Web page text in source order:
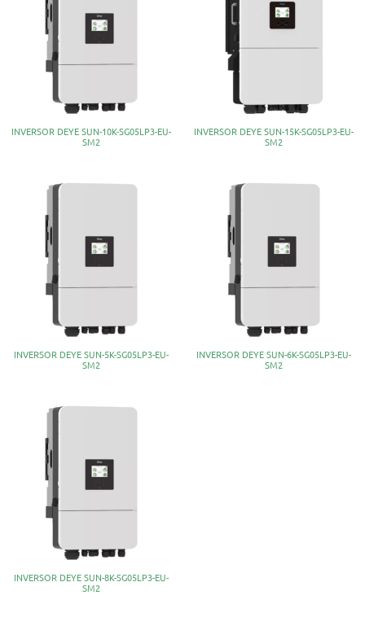
INVERSOR DEYE SUN-10K-SG05LP3-EU-
SM2
INVERSOR DEYE SUN-15K-SG05LP3-EU-
SM2
INVERSOR DEYE SUN-5K-SG05LP3-EU-
SM2
INVERSOR DEYE SUN-6K-SG05LP3-EU-
SM2
INVERSOR DEYE SUN-8K-SG05LP3-EU-
SM2